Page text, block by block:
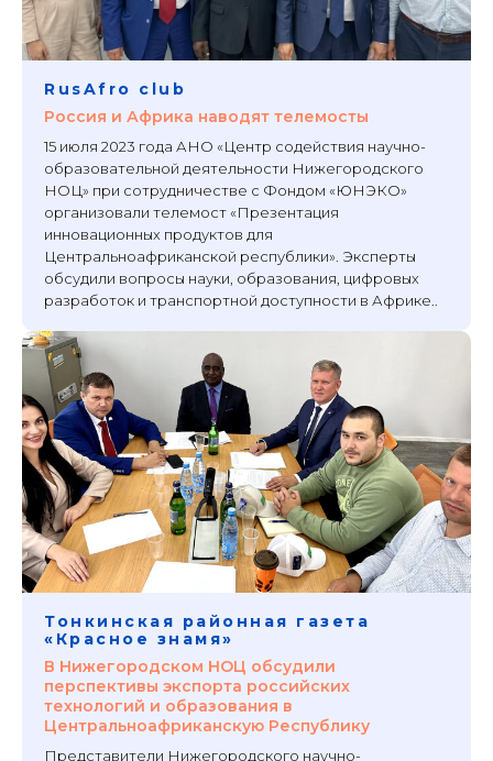
RusAfro club
Россия и Африка наводят телемосты
15 июля 2023 года АНО «Центр содействия научно-
образовательной деятельности Нижегородского
НОЦ» при сотрудничестве с Фондом «ЮНЭКО»
организовали телемост «Презентация
инновационных продуктов для
Центральноафриканской республики». Эксперты
обсудили вопросы науки, образования, цифровых
разработок и транспортной доступности в Африке..
Тонкинская районная газета
«Красное знамя»
В Нижегородском НОЦ обсудили
перспективы экспорта российских
технологий и образования в
Центральноафриканскую Республику
Представители Нижегородского научно-